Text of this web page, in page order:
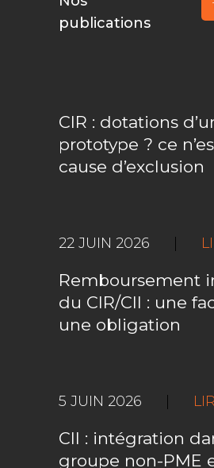
publications
CIR : dotations
prototype ? ce
cause d’exclusion
22 JUIN 2026
Remboursement
du CIR/CII : une
une obligation
5 JUIN 2026
CII : intégration
groupe non-PME